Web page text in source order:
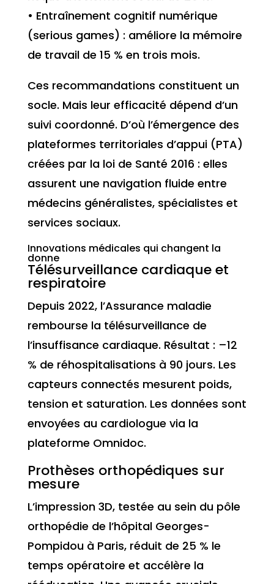
• Entraînement cognitif numérique
(serious games) : améliore la mémoire
de travail de 15 % en trois mois.
Ces recommandations constituent un
socle. Mais leur efficacité dépend d’un
suivi coordonné. D’où l’émergence des
plateformes territoriales d’appui (PTA)
créées par la loi de Santé 2016 : elles
assurent une navigation fluide entre
médecins généralistes, spécialistes et
services sociaux.
Innovations médicales qui changent la
donne
Télésurveillance cardiaque et
respiratoire
Depuis 2022, l’Assurance maladie
rembourse la télésurveillance de
l’insuffisance cardiaque. Résultat : –12
% de réhospitalisations à 90 jours. Les
capteurs connectés mesurent poids,
tension et saturation. Les données sont
envoyées au cardiologue via la
plateforme Omnidoc.
Prothèses orthopédiques sur
mesure
L’impression 3D, testée au sein du pôle
orthopédie de l’hôpital Georges-
Pompidou à Paris, réduit de 25 % le
temps opératoire et accélère la